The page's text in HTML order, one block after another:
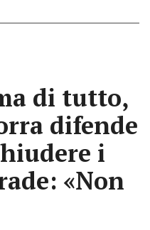
di tutto,
difende
i
«Non